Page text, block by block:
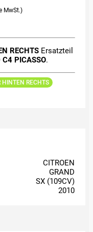
RECHTSErsatzteil
C4 PICASSO.
HINTEN RECHTS
CITROEN
GRAND
SX (109CV)
2010